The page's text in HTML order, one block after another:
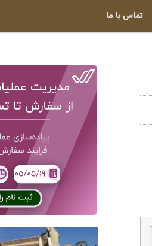
تماس با ما